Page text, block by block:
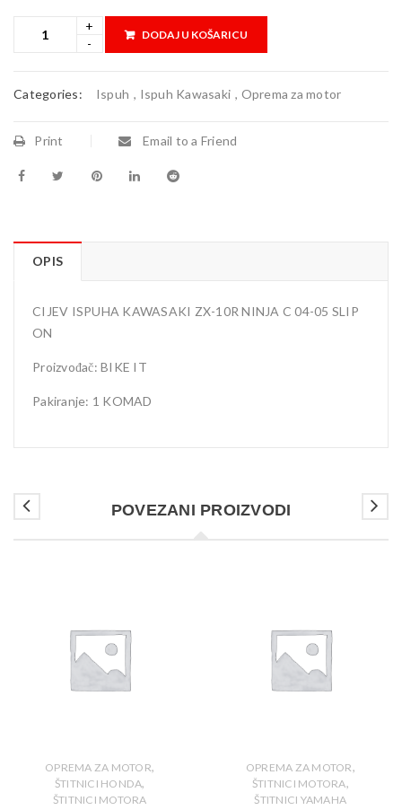
DODAJ U KOŠARICU
Categories: Ispuh , Ispuh Kawasaki , Oprema za motor
Print Email to a Friend
OPIS
CIJEV ISPUHA KAWASAKI ZX-10R NINJA C 04-05 SLIP
ON
Proizvođač: BIKE IT
Pakiranje: 1 KOMAD
POVEZANI PROIZVODI
OPREMA ZA MOTOR,
ŠTITNICI HONDA,
ŠTITNICI MOTORA
OPREMA ZA MOTOR,
ŠTITNICI MOTORA,
ŠTITNICI YAMAHA